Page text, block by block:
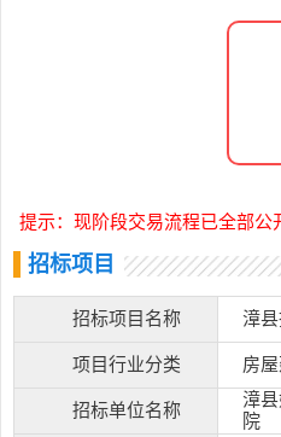
提示：现阶段交易流程已全部
招标项目
招标项目名称 漳
项目行业分类 房
招标单位名称
漳
院